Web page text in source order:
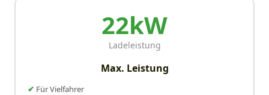
22kW
Ladeleistung
Max. Leistung
Für Vielfahrer